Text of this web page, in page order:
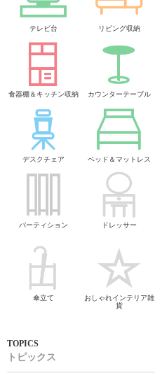
テレビ台 リビング収納
食器棚＆キッチン収納 カウンターテーブル
デスクチェア ベッド＆マットレス
パーティション ドレッサー
傘立て
おしゃれインテリア雑
貨
トピックス